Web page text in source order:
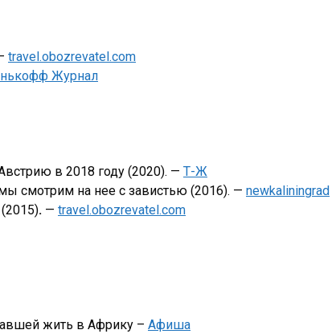
travel.obozrevatel.com
Журнал
в 2018 году (2020). — Т-Ж
смотрим на нее с завистью (2016). — newkaliningrad
(2015). — travel.obozrevatel.com
жить в Африку – Афиша